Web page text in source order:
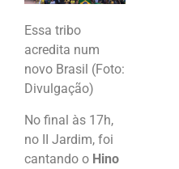
Essa tribo
acredita num
novo Brasil (Foto:
Divulgação)
No final às 17h,
no II Jardim, foi
cantando o Hino